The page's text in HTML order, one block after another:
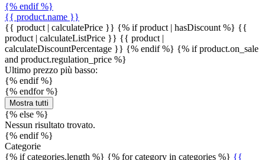
{% endif %}
{{ product.name }}
{{ product | calculatePrice }} {% if product | hasDiscount %} {{
product | calculateListPrice }} {{ product |
calculateDiscountPercentage }} {% endif %} {% if product.on_sale
and product.regulation_price %}
Ultimo prezzo più basso:
{% endif %}
{% endfor %}
Mostra tutti
{% else %}
Nessun risultato trovato.
{% endif %}
Categorie
{% if categories.length %} {% for category in categories %} {{